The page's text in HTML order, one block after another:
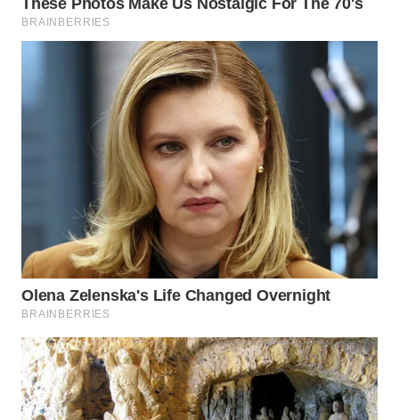
WN
DANAU
TOBA
TAPANULI
SELATAN
WN
LESUNG
WN
KARO